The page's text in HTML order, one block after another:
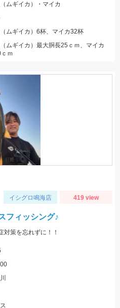
ムギイカ）・マイカ
ムギイカ）6杯、マイカ32杯
ムギイカ）最大胴長25ｃｍ、マイカ
ｍ
イシグロ鳴海店 419 view
フィッシング♪
対策を忘れずに！！